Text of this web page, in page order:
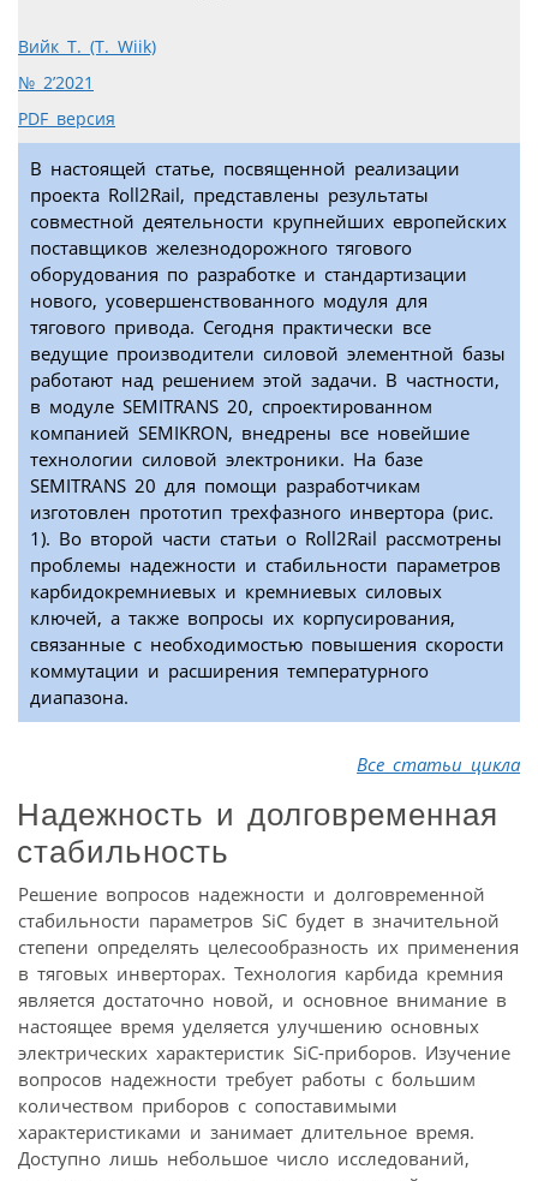
Вийк Т. (T. Wiik)
№ 2’2021
PDF версия
В настоящей статье, посвященной реализации
проекта Roll2Rail, представлены результаты
совместной деятельности крупнейших европейских
поставщиков железнодорожного тягового
оборудования по разработке и стандартизации
нового, усовершенствованного модуля для
тягового привода. Сегодня практически все
ведущие производители силовой элементной базы
работают над решением этой задачи. В частности,
в модуле SEMITRANS 20, спроектированном
компанией SEMIKRON, внедрены все новейшие
технологии силовой электроники. На базе
SEMITRANS 20 для помощи разработчикам
изготовлен прототип трехфазного инвертора (рис.
1). Во второй части статьи о Roll2Rail рассмотрены
проблемы надежности и стабильности параметров
карбидокремниевых и кремниевых силовых
ключей, а также вопросы их корпусирования,
связанные с необходимостью повышения скорости
коммутации и расширения температурного
диапазона.
Все статьи цикла
Надежность и долговременная
стабильность
Решение вопросов надежности и долговременной
стабильности параметров SiC будет в значительной
степени определять целесообразность их применения
в тяговых инверторах. Технология карбида кремния
является достаточно новой, и основное внимание в
настоящее время уделяется улучшению основных
электрических характеристик SiC-приборов. Изучение
вопросов надежности требует работы с большим
количеством приборов с сопоставимыми
характеристиками и занимает длительное время.
Доступно лишь небольшое число исследований,